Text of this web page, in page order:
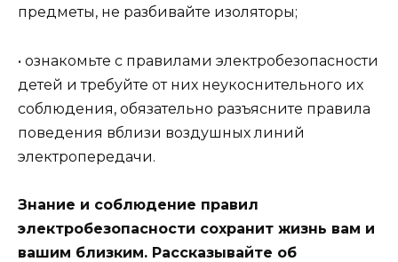
предметы, не разбивайте изоляторы;
• ознакомьте с правилами электробезопасности
детей и требуйте от них неукоснительного их
соблюдения, обязательно разъясните правила
поведения вблизи воздушных линий
электропередачи.
Знание и соблюдение правил
электробезопасности сохранит жизнь вам и
вашим близким. Рассказывайте об